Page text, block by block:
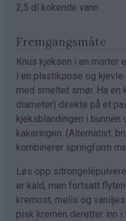
2,5 dl kokende vann
Fremgangsmåte
Knus kjeksen i en morter
i en plastikpose og kjevle
med smeltet smør. Ha en
diameter) direkte på et
kjeksblandingen i bunnen
kakeringen. (Alternativt:
kombinerer springform
Løs opp
er kald, men fortsatt
kremost, melis og
pisk kremen deretter inn